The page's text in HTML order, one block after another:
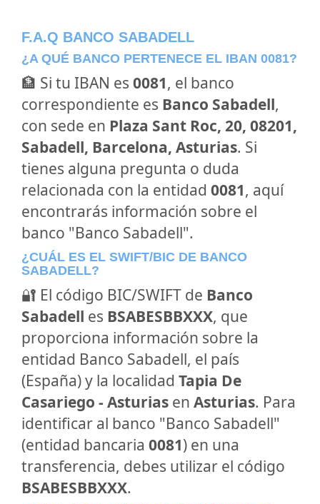
F.A.Q BANCO SABADELL
¿A QUÉ BANCO PERTENECE EL IBAN 0081?
🏦 Si tu IBAN es 0081, el banco
correspondiente es Banco Sabadell,
con sede en Plaza Sant Roc, 20, 08201,
Sabadell, Barcelona, Asturias. Si
tienes alguna pregunta o duda
relacionada con la entidad 0081, aquí
encontrarás información sobre el
banco "Banco Sabadell".
¿CUÁL ES EL SWIFT/BIC DE BANCO
SABADELL?
🔐 El código BIC/SWIFT de Banco
Sabadell es BSABESBBXXX, que
proporciona información sobre la
entidad Banco Sabadell, el país
(España) y la localidad Tapia De
Casariego - Asturias en Asturias. Para
identificar al banco "Banco Sabadell"
(entidad bancaria 0081) en una
transferencia, debes utilizar el código
BSABESBBXXX.